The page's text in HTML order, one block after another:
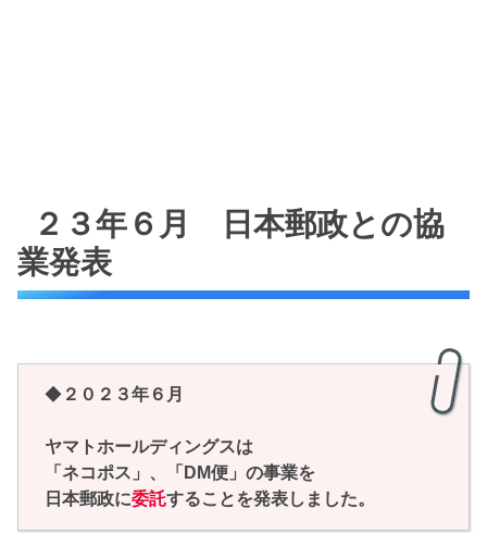
２３年６月 日本郵政との協
業発表
◆ ２０２３年６月
ヤマトホールディングスは
「ネコポス」、「DM便」の事業を
日本郵政に委託することを発表しました。